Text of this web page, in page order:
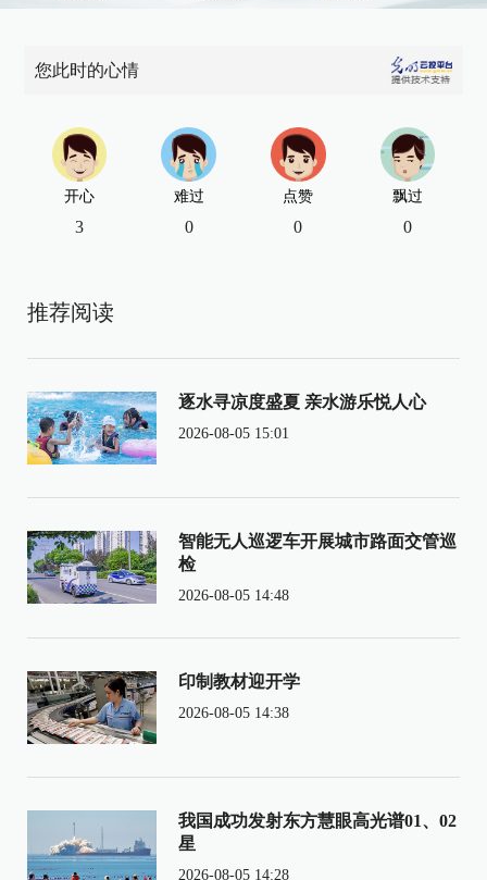
您此时的心情
开心
3
难过
0
点赞
0
飘过
0
推荐阅读
逐水寻凉度盛夏 亲水游乐悦人心
2026-08-05 15:01
智能无人巡逻车开展城市路面交管巡
检
2026-08-05 14:48
印制教材迎开学
2026-08-05 14:38
我国成功发射东方慧眼高光谱01、02
星
2026-08-05 14:28